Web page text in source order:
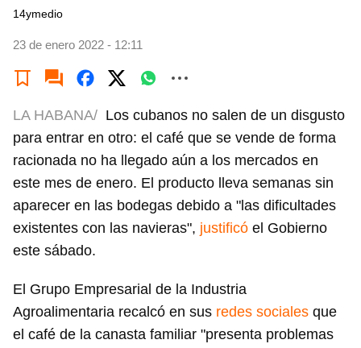
14ymedio
23 de enero 2022 - 12:11
LA HABANA/ Los cubanos no salen de un disgusto
para entrar en otro: el café que se vende de forma
racionada no ha llegado aún a los mercados en
este mes de enero. El producto lleva semanas sin
aparecer en las bodegas debido a "las dificultades
existentes con las navieras", justificó el Gobierno
este sábado.
El Grupo Empresarial de la Industria
Agroalimentaria recalcó en sus redes sociales que
el café de la canasta familiar "presenta problemas